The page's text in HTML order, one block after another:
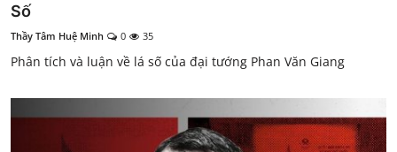
Số
Thầy Tâm Huệ Minh 0 35
Phân tích và luận về lá số của đại tướng Phan Văn Giang